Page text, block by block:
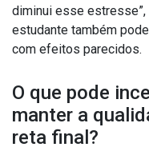
diminui esse
estudante também
com efeitos parecidos.
O que pode
manter a
reta final?